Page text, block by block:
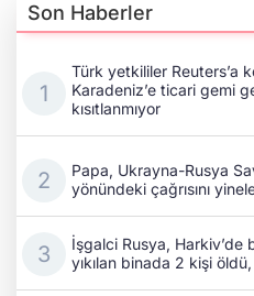
Son Haberler
Türk yetkililer Reuters’a
Karadeniz’e ticari gemi
kısıtlanmıyor
Papa, Ukrayna-Rusya
yönündeki çağrısını
İşgalci Rusya, Harkiv’de
yıkılan binada 2 kişi